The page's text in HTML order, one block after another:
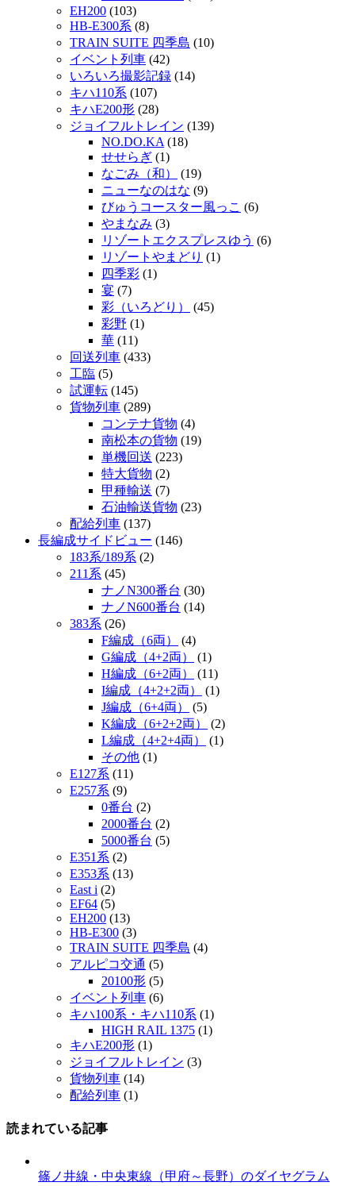
EH200 (103)
HB-E300系 (8)
TRAIN SUITE 四季島 (10)
イベント列車 (42)
いろいろ撮影記録 (14)
キハ110系 (107)
キハE200形 (28)
ジョイフルトレイン (139)
NO.DO.KA (18)
せせらぎ (1)
なごみ（和）
(19)
ニューなのはな (9)
びゅうコースター風っこ (6)
やまなみ (3)
リゾートエクスプレスゆう (6)
リゾートやまどり (1)
四季彩 (1)
宴 (7)
彩（いろどり）
(45)
彩野 (1)
華 (11)
回送列車 (433)
工臨 (5)
試運転 (145)
貨物列車 (289)
コンテナ貨物 (4)
南松本の貨物 (19)
単機回送 (223)
特大貨物 (2)
甲種輸送 (7)
石油輸送貨物 (23)
配給列車 (137)
長編成サイドビュー (146)
183系/189系 (2)
211系 (45)
ナノN300番台 (30)
ナノN600番台 (14)
383系 (26)
F編成（6両）
(4)
G編成（4+2両）
(1)
H編成（6+2両）
(11)
I編成（4+2+2両）
(1)
J編成（6+4両）
(5)
K編成（6+2+2両）
(2)
L編成（4+2+4両）
(1)
その他 (1)
E127系 (11)
E257系 (9)
0番台 (2)
2000番台 (2)
5000番台 (5)
E351系 (2)
E353系 (13)
East i (2)
EF64 (5)
EH200 (13)
HB-E300 (3)
TRAIN SUITE 四季島 (4)
アルピコ交通 (5)
20100形 (5)
イベント列車 (6)
キハ100系・キハ110系 (1)
HIGH RAIL 1375 (1)
キハE200形 (1)
ジョイフルトレイン (3)
貨物列車 (14)
配給列車 (1)
読まれている記事
篠ノ井線・中央東線（甲府～長野）のダイヤグラム